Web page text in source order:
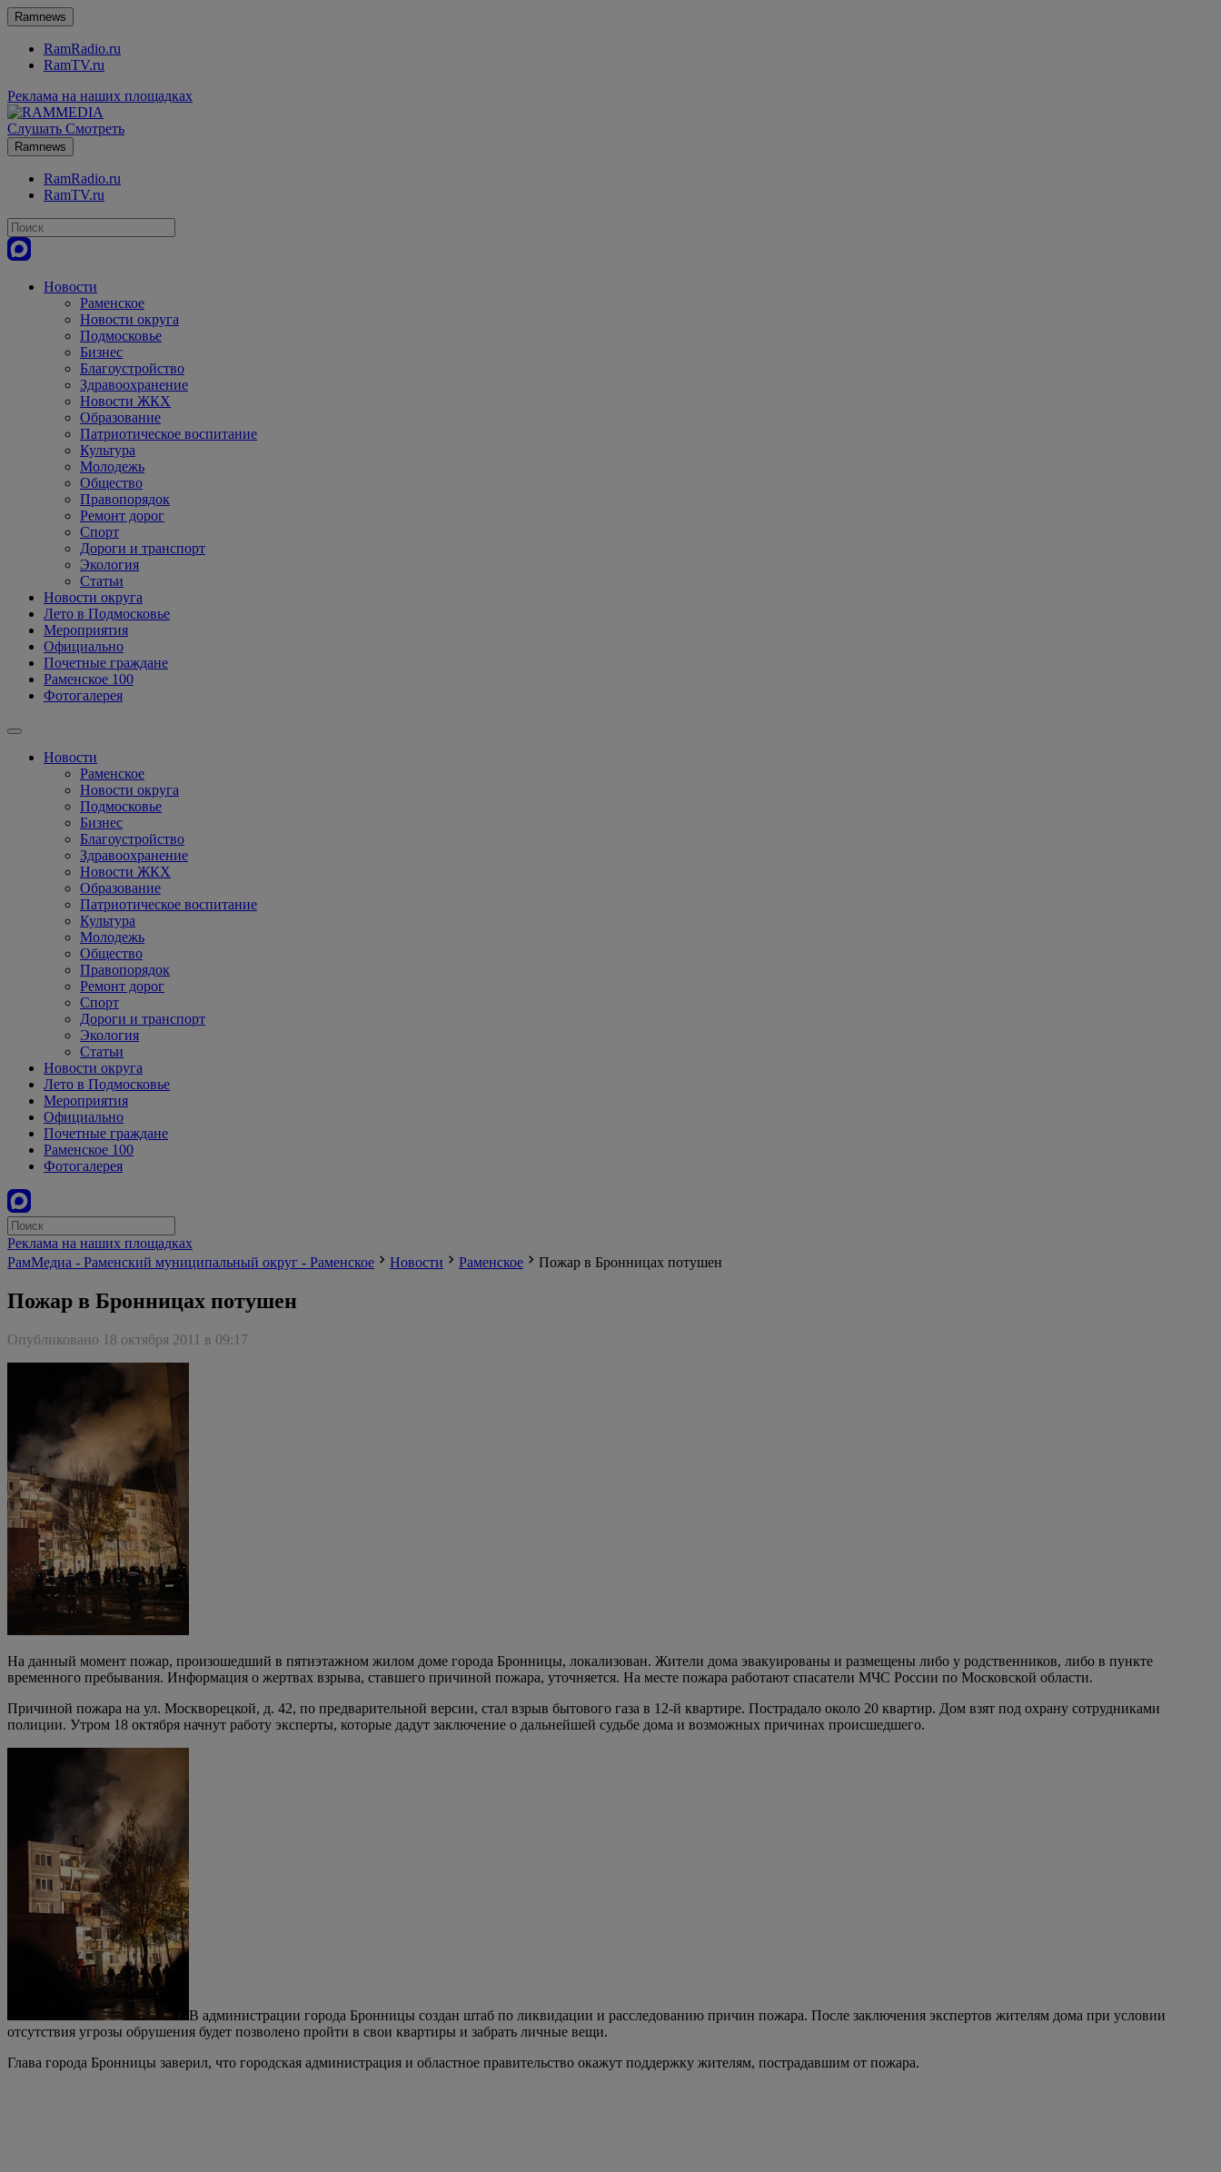
Ramnews
RamRadio.ru
RamTV.ru
Реклама на наших площадках
Слушать Смотреть
Ramnews
RamRadio.ru
RamTV.ru
Новости
Раменское
Новости округа
Подмосковье
Бизнес
Благоустройство
Здравоохранение
Новости ЖКХ
Образование
Патриотическое воспитание
Культура
Молодежь
Общество
Правопорядок
Ремонт дорог
Спорт
Дороги и транспорт
Экология
Статьи
Новости округа
Лето в Подмосковье
Мероприятия
Официально
Почетные граждане
Раменское 100
Фотогалерея
Новости
Раменское
Новости округа
Подмосковье
Бизнес
Благоустройство
Здравоохранение
Новости ЖКХ
Образование
Патриотическое воспитание
Культура
Молодежь
Общество
Правопорядок
Ремонт дорог
Спорт
Дороги и транспорт
Экология
Статьи
Новости округа
Лето в Подмосковье
Мероприятия
Официально
Почетные граждане
Раменское 100
Фотогалерея
Реклама на наших площадках
РамМедиа - Раменский муниципальный округ - Раменское
Новости Раменское Пожар в Бронницах потушен
Пожар в Бронницах потушен
Опубликовано 18 октября 2011 в 09:17
На данный момент пожар, произошедший в пятиэтажном жилом доме города Бронницы, локализован. Жители дома эвакуированы и размещены либо у родственников, либо в пункте
временного пребывания. Информация о жертвах взрыва, ставшего причиной пожара, уточняется. На месте пожара работают спасатели МЧС России по Московской области.
Причиной пожара на ул. Москворецкой, д. 42, по предварительной версии, стал взрыв бытового газа в 12-й квартире. Пострадало около 20 квартир. Дом взят под охрану сотрудниками
полиции. Утром 18 октября начнут работу эксперты, которые дадут заключение о дальнейшей судьбе дома и возможных причинах происшедшего.
В администрации города Бронницы создан штаб по ликвидации и расследованию причин пожара. После заключения экспертов жителям дома при условии
отсутствия угрозы обрушения будет позволено пройти в свои квартиры и забрать личные вещи.
Глава города Бронницы заверил, что городская администрация и областное правительство окажут поддержку жителям, пострадавшим от пожара.